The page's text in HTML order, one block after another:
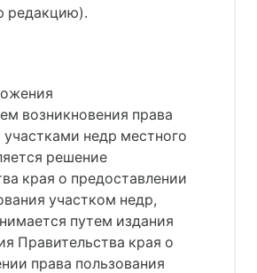
редакцию).
возникновения права
участками недр местного
решение
края о предоставлении
участком недр,
путем издания
Правительства края о
права пользования